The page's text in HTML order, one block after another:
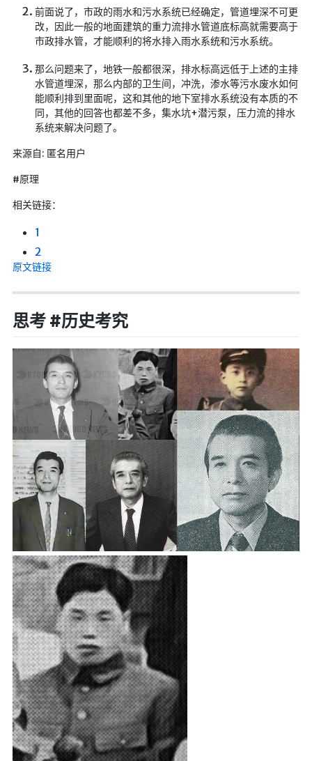
前面说了，市政的雨水和污水系统已经确定，管道埋深不可更
改，因此一般的地面建筑的重力流排水管道底标高就需要高于
市政排水管，才能顺利的将水排入雨水系统和污水系统。
那么问题来了，地铁一般都很深，排水标高远低于上述的主排
水管道埋深，那么内部的卫生间，冲洗，渗水等污水废水如何
能顺利排到里面呢，这和其他的地下室排水系统没有本质的不
同，其他的回答也都差不多，集水坑+潜污泵，压力流的排水
系统来解决问题了。
来源自: 匿名用户
#原理
相关链接：
1
2
原文链接
思考 #历史考究
图片转字符
查重软件
个人网盘
Cloudreve
家庭网盘
Google硬盘
百度解析_备用
文字重排
注册接码
临时邮箱
临时Gmail
🎮小游戏
红白机
红白机资源
dos游戏
在线狼人杀
飞船对接模拟
特效地址
引导页
背景动画
文字变换特效
Floatingheart
树境
过山车
夜景